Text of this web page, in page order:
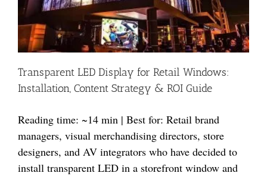
Transparent LED Display for Retail Windows:
Installation, Content Strategy & ROI Guide
Reading time: ~14 min | Best for: Retail brand
managers, visual merchandising directors, store
designers, and AV integrators who have decided to
install transparent LED in a storefront window and